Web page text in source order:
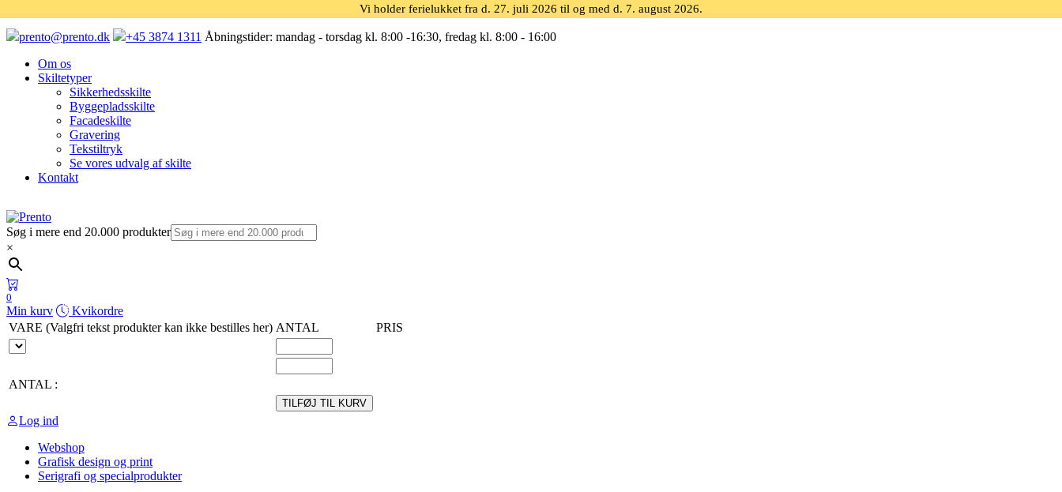
Vi holder ferielukket fra d. 27. juli 2026 til og med d. 7. august 2026.
prento@prento.dk +45 3874 1311 Åbningstider: mandag - torsdag kl. 8:00 -16:30, fredag kl. 8:00 - 16:00
Om os
Skiltetyper
Sikkerhedsskilte
Byggepladsskilte
Facadeskilte
Gravering
Tekstiltryk
Se vores udvalg af skilte
Kontakt
Søg i mere end 20.000 produkter
×
0
Min kurv
Kvikordre
VARE (Valgfri tekst produkter kan ikke bestilles her) ANTAL PRIS
ANTAL :
TILFØJ TIL KURV
Log ind
Webshop
Grafisk design og print
Serigrafi og specialprodukter